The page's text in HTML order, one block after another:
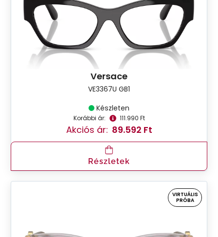
Versace
VE3367U GB1
Készleten
Korábbi ár: 111.990 Ft
Akciós ár: 89.592 Ft
Részletek
VIRTUÁLIS
PRÓBA